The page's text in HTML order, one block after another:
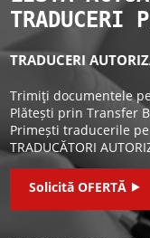
TRADUCERI
TRADUCERI
Trimiţi documentele
Plătești prin Transfer
Primești traducerile
TRADUCĂTORI
Solicită OFERTĂ ⯈